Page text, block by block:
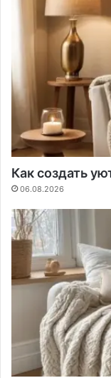
Как создать
06.08.2026